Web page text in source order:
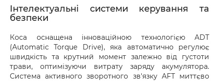
Інтелектуальні системи керування та
безпеки
Коса оснащена інноваційною технологією ADT
(Automatic Torque Drive), яка автоматично регулює
швидкість та крутний момент залежно від густоти
трави, оптимізуючи витрату заряду акумулятора.
Система активного зворотного зв'язку AFT миттєво